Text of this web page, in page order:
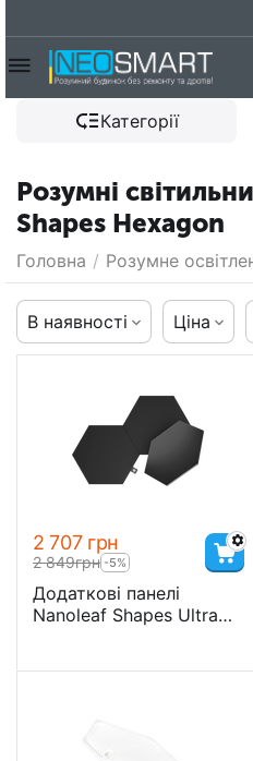
Категорії
Розумні
Shapes Hexagon
Головна / Розумне
В наявності Ціна
2 707 грн
2 849грн -5%
Додаткові панелі
Nanoleaf Shapes Ultra